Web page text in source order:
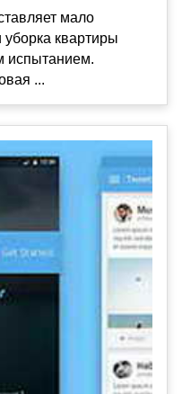
мало
квартиры
испытанием.
...